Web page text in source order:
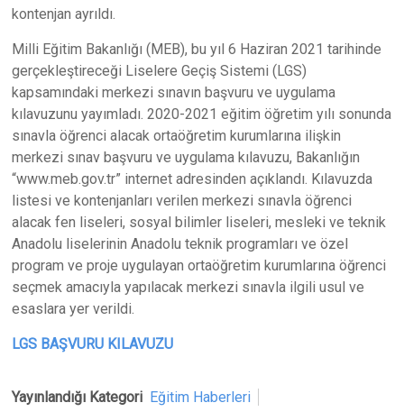
kontenjan ayrıldı.
Milli Eğitim Bakanlığı (MEB), bu yıl 6 Haziran 2021 tarihinde
gerçekleştireceği Liselere Geçiş Sistemi (LGS)
kapsamındaki merkezi sınavın başvuru ve uygulama
kılavuzunu yayımladı. 2020-2021 eğitim öğretim yılı sonunda
sınavla öğrenci alacak ortaöğretim kurumlarına ilişkin
merkezi sınav başvuru ve uygulama kılavuzu, Bakanlığın
“www.meb.gov.tr” internet adresinden açıklandı. Kılavuzda
listesi ve kontenjanları verilen merkezi sınavla öğrenci
alacak fen liseleri, sosyal bilimler liseleri, mesleki ve teknik
Anadolu liselerinin Anadolu teknik programları ve özel
program ve proje uygulayan ortaöğretim kurumlarına öğrenci
seçmek amacıyla yapılacak merkezi sınavla ilgili usul ve
esaslara yer verildi.
LGS BAŞVURU KILAVUZU
Yayınlandığı Kategori Eğitim Haberleri